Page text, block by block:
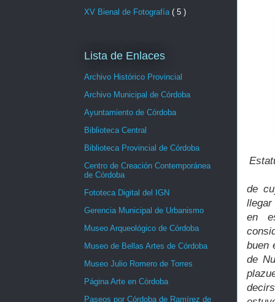
de
en
buen
de
XV Bienal de Fotografía ( 5 )
Lista de Enlaces
Archivo Histórico Provincial
Archivo Municipal de Córdoba
Ayuntamiento de Córdoba
Biblioteca Central
Biblioteca Provincial de Córdoba
Centro de Creación Contemporánea
de Córdoba
Fototeca Digital del IGN
Gerencia Municipal de Urbanismo
Museo Arqueológico de Córdoba
Museo de Bellas Artes de Córdoba
Museo Julio Romero de Torres
Página Arte en Córdoba
Paseos por Córdoba de Ramírez de